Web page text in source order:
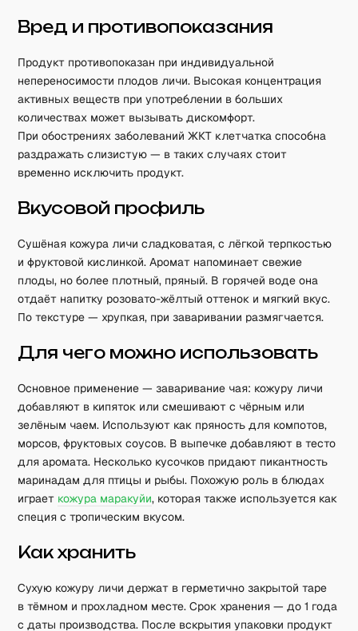
Вред и противопоказания
Продукт противопоказан при индивидуальной
непереносимости плодов личи. Высокая концентрация
активных веществ при употреблении в больших
количествах может вызывать дискомфорт.
При обострениях заболеваний ЖКТ клетчатка способна
раздражать слизистую — в таких случаях стоит
временно исключить продукт.
Вкусовой профиль
Сушёная кожура личи сладковатая, с лёгкой терпкостью
и фруктовой кислинкой. Аромат напоминает свежие
плоды, но более плотный, пряный. В горячей воде она
отдаёт напитку розовато-жёлтый оттенок и мягкий вкус.
По текстуре — хрупкая, при заваривании размягчается.
Для чего можно использовать
Основное применение — заваривание чая: кожуру личи
добавляют в кипяток или смешивают с чёрным или
зелёным чаем. Используют как пряность для компотов,
морсов, фруктовых соусов. В выпечке добавляют в тесто
для аромата. Несколько кусочков придают пикантность
маринадам для птицы и рыбы. Похожую роль в блюдах
играет кожура маракуйи, которая также используется как
специя с тропическим вкусом.
Как хранить
Сухую кожуру личи держат в герметично закрытой таре
в тёмном и прохладном месте. Срок хранения — до 1 года
с даты производства. После вскрытия упаковки продукт